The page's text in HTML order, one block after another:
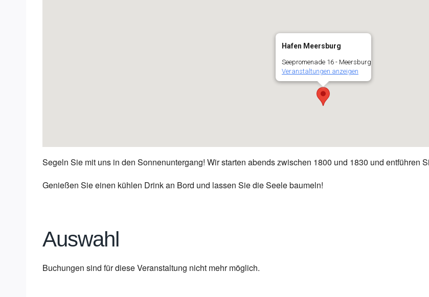
Hafen Meersburg
Seepromenade 16 - Meersburg
Veranstaltungen anzeigen
Segeln Sie mit uns in den Sonnenuntergang! Wir starten abends zwischen 1800 und 1830 und entführen
Genießen Sie einen kühlen Drink an Bord und lassen Sie die Seele baumeln!
Auswahl
Buchungen sind für diese Veranstaltung nicht mehr möglich.